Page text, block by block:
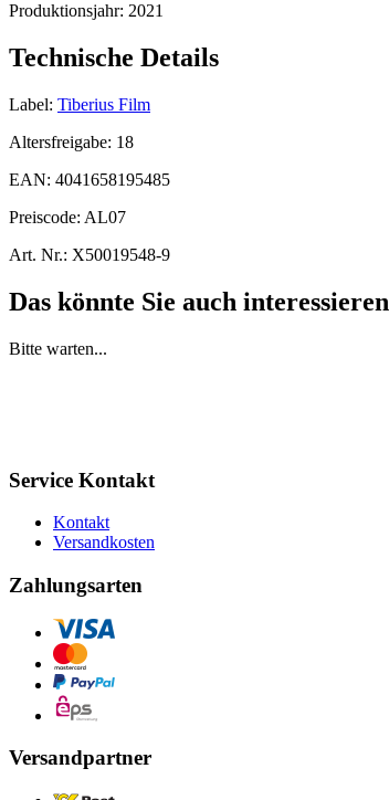
Produktionsjahr: 2021
Technische Details
Label: Tiberius Film
Altersfreigabe: 18
EAN: 4041658195485
Preiscode: AL07
Art. Nr.: X50019548-9
Das könnte Sie auch interessieren
Bitte warten...
Service Kontakt
Kontakt
Versandkosten
Zahlungsarten
Versandpartner